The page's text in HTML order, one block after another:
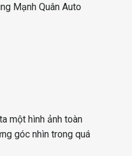
Mạnh Quân Auto
một hình ảnh toàn
góc nhìn trong quá